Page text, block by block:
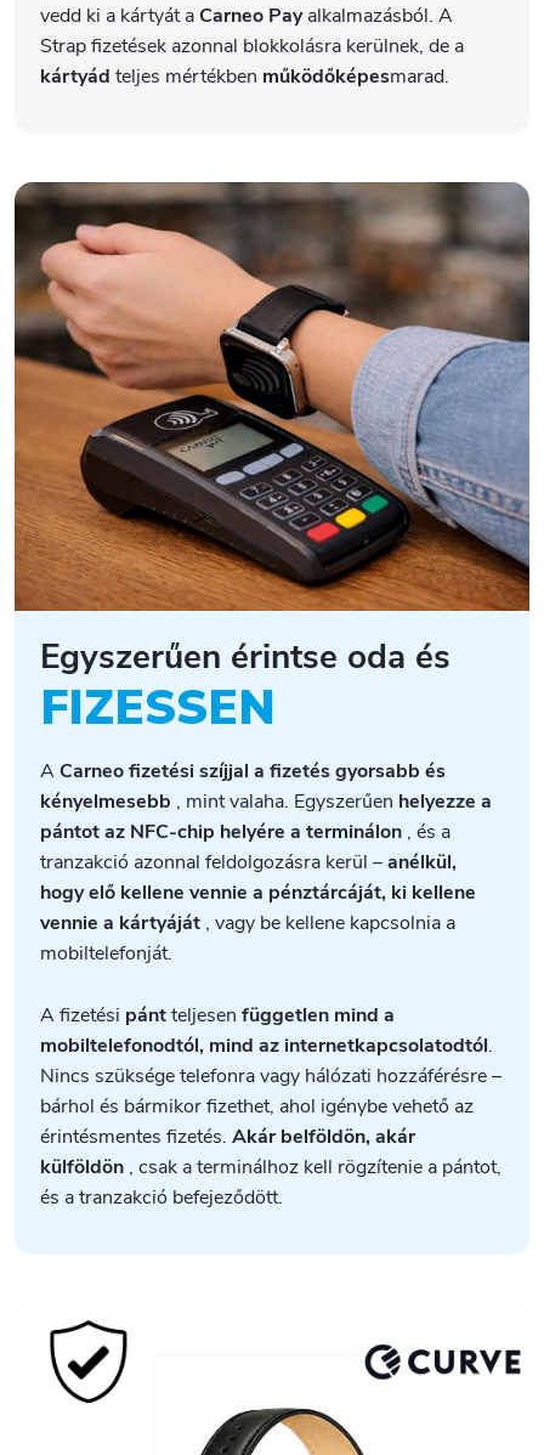
vedd ki a kártyát aCarneo Payalkalmazásból. A
Strap fizetések azonnal blokkolásra kerülnek, de a
kártyád teljes mértékben működőképesmarad.
Egyszerűen érintse oda és
FIZESSEN
ACarneo fizetési szíjjal a fizetés gyorsabb és
kényelmesebb , mint valaha. Egyszerűen helyezze a
pántot az NFC-chip helyére a terminálon , és a
tranzakció azonnal feldolgozásra kerül –anélkül,
hogy elő kellene vennie a pénztárcáját, ki kellene
vennie a kártyáját , vagy be kellene kapcsolnia a
mobiltelefonját.
A fizetési pántteljesenfüggetlen mind a
mobiltelefonodtól, mind az internetkapcsolatodtól.
Nincs szüksége telefonra vagy hálózati hozzáférésre –
bárhol és bármikor fizethet, ahol igénybe vehető az
érintésmentes fizetés.Akár belföldön, akár
külföldön , csak a terminálhoz kell rögzítenie a pántot,
és a tranzakció befejeződött.